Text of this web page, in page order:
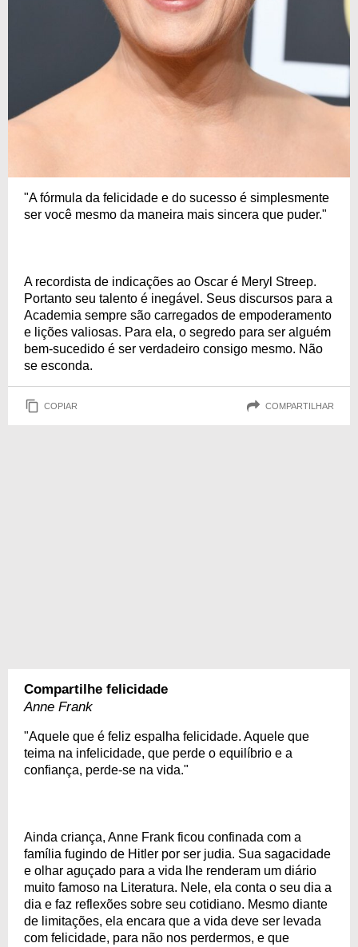
"A fórmula da felicidade e do sucesso é simplesmente
ser você mesmo da maneira mais sincera que puder."
A recordista de indicações ao Oscar é Meryl Streep.
Portanto seu talento é inegável. Seus discursos para a
Academia sempre são carregados de empoderamento
e lições valiosas. Para ela, o segredo para ser alguém
bem-sucedido é ser verdadeiro consigo mesmo. Não
se esconda.
COPIAR COMPARTILHAR
Compartilhe felicidade
Anne Frank
"Aquele que é feliz espalha felicidade. Aquele que
teima na infelicidade, que perde o equilíbrio e a
confiança, perde-se na vida."
Ainda criança, Anne Frank ficou confinada com a
família fugindo de Hitler por ser judia. Sua sagacidade
e olhar aguçado para a vida lhe renderam um diário
muito famoso na Literatura. Nele, ela conta o seu dia a
dia e faz reflexões sobre seu cotidiano. Mesmo diante
de limitações, ela encara que a vida deve ser levada
com felicidade, para não nos perdermos, e que